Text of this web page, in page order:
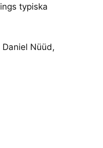
typiska
Nüüd,